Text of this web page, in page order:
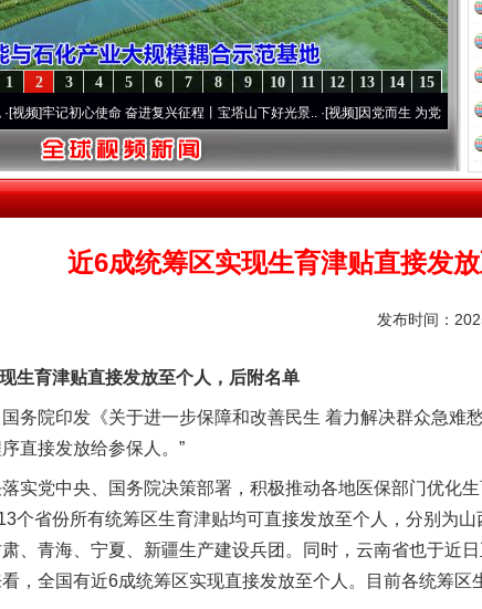
15
14
13
12
11
10
9
8
7
6
5
4
3
2
1
初心使命 奋进复兴征程丨宝塔山下好光景..·[视频]因党而生 为党而战——百年“
近6成统筹区实现生育津贴直接发
发布时间：
育津贴直接发放至个人，后附名单
院印发《关于进一步保障和改善民生 着力解决群众急难
直接发放给参保人。”
党中央、国务院决策部署，积极推动各地医保部门优化生
个省份所有统筹区生育津贴均可直接发放至个人，分别为
、青海、宁夏、新疆生产建设兵团。同时，云南省也于近
，全国有近6成统筹区实现直接发放至个人。目前各统筹区